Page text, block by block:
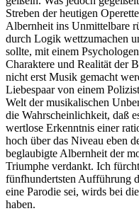
Streben der heutigen
Albernheit ins Unmittelbare
durch Logik wettzumachen
sollte, mit einem
Charaktere und Realität der
nicht erst Musik gemacht
Liebespaar von einem
Welt der musikalischen
die Wahrscheinlichkeit, daß
wertlose Erkenntnis einer
hoch über das Niveau eben
beglaubigte Albernheit der
Triumphe verdankt. Ich
fünfhundertsten Aufführung
eine Parodie sei, wirds bei
haben.